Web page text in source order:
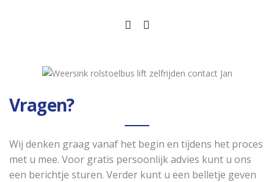
Vragen?
Wij denken graag vanaf het begin en tijdens het proces
met u mee. Voor gratis persoonlijk advies kunt u ons
een berichtje sturen. Verder kunt u een belletje geven